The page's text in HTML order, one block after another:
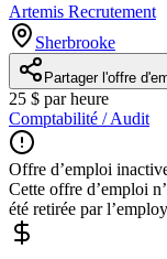
Artemis Recrutement
Sherbrooke
Partager l'offre
25 $ par heure
Comptabilité / Audit
Offre d’emploi
Cette offre d’emploi
été retirée par